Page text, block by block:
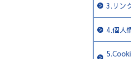
3.リン
4.個人